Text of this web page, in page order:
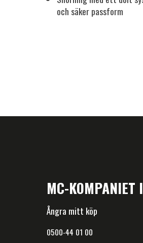
och säker passform
MC-KOMPANIET
Ångra mitt köp
0500-44 01 00